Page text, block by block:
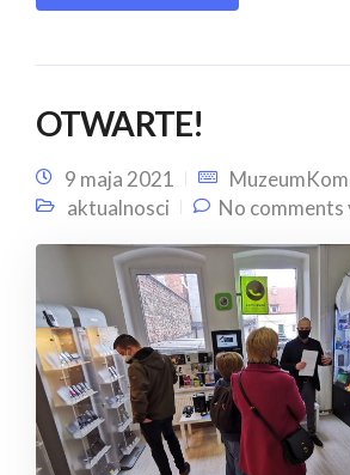
OTWARTE!
9 maja 2021
aktualnosci
No comments